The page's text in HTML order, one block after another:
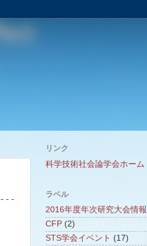
リンク
科学技術社会論学会ホーム
ラベル
2016年度年次研究大会情報
CFP (2)
STS学会イベント (17)